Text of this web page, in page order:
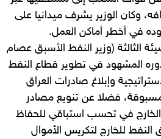
وكان الوزير يشرف ميدانيا على
في أخطر أماكن العمل.
الثالثة (وزير النفط الأسبق عصام
المشهود في تطوير قطاع النفط
وإبلاغ صادرات العراق
فضلا عن تنويع مصادر
الخارج في تحسب استباقي للحفاظ
للخارج لتكريس الأموال